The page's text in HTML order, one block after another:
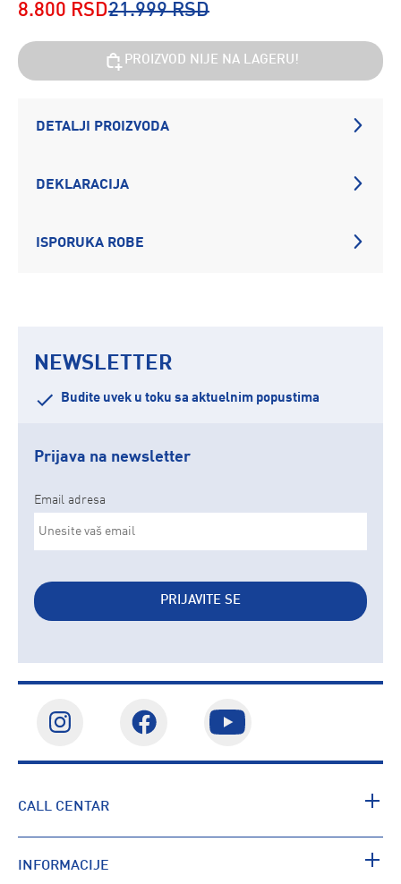
8.800 RSD21.999 RSD
PROIZVOD NIJE NA LAGERU!
DETALJI PROIZVODA
DEKLARACIJA
ISPORUKA ROBE
NEWSLETTER
Budite uvek u toku sa aktuelnim popustima
Prijava na newsletter
Email adresa
PRIJAVITE SE
CALL CENTAR
INFORMACIJE